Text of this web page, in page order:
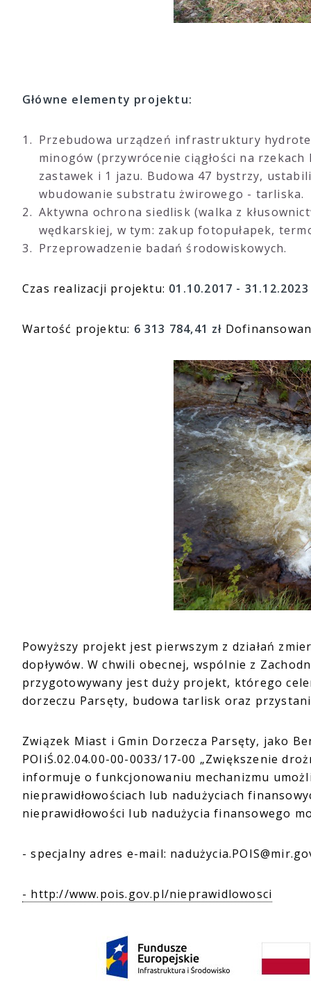
Główne elementy projektu:
Przebudowa urządzeń infrastruktury
minogów (przywrócenie ciągłości na
zastawek i 1 jazu. Budowa 47 bystrzy,
wbudowanie substratu żwirowego - tarliska.
Aktywna ochrona siedlisk (walka z
wędkarskiej, w tym: zakup fotopułapek,
Przeprowadzenie badań środowiskowych.
Czas realizacji projektu: 01.10.2017 - 31.12.2023
Wartość projektu: 6 313 784,41 zł
Powyższy projekt jest pierwszym z działań
dopływów. W chwili obecnej, wspólnie z
przygotowywany jest duży projekt, którego
dorzeczu Parsęty, budowa tarlisk oraz
Związek Miast i Gmin Dorzecza Parsęty, jako
POIiŚ.02.04.00-00-0033/17-00 „Zwiększenie
informuje o funkcjonowaniu mechanizmu
nieprawidłowościach lub nadużyciach
nieprawidłowości lub nadużycia finansowego
- specjalny adres e-mail:
- http://www.pois.gov.pl/nieprawidlowosci